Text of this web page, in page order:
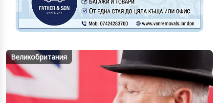
Великобритания